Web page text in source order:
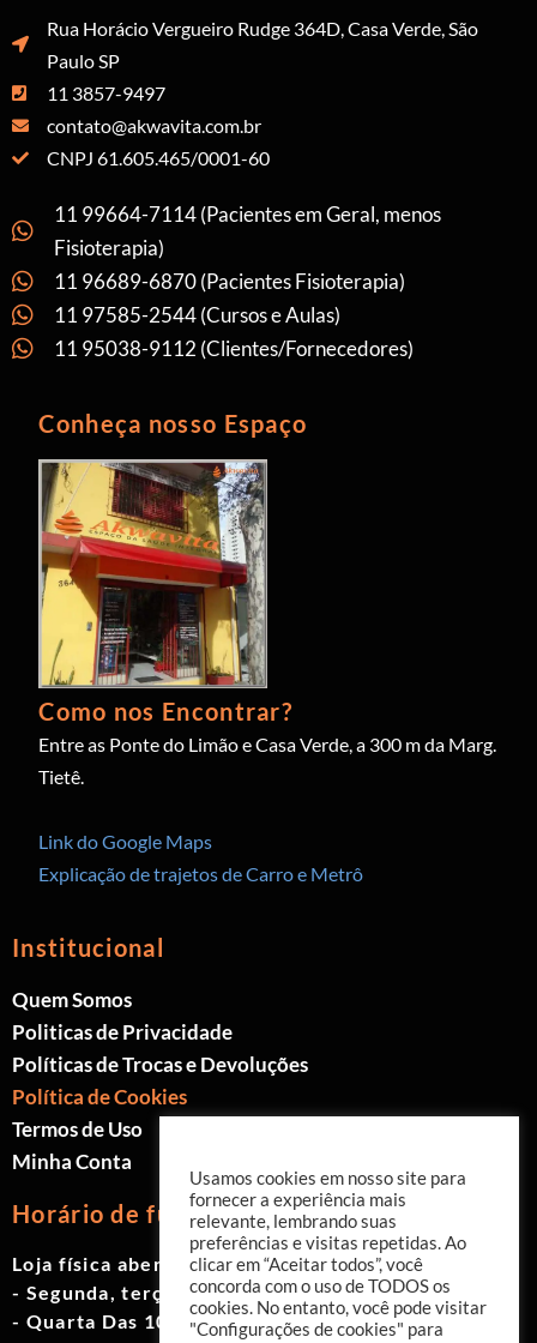
Rua Horácio Vergueiro Rudge 364D, Casa Verde, São
Paulo SP
11 3857-9497
contato@akwavita.com.br
CNPJ 61.605.465/0001-60
11 99664-7114 (Pacientes em Geral, menos
Fisioterapia)
11 96689-6870 (Pacientes Fisioterapia)
11 97585-2544 (Cursos e Aulas)
11 95038-9112 (Clientes/Fornecedores)
Conheça nosso Espaço
Como nos Encontrar?
Entre as Ponte do Limão e Casa Verde, a 300 m da Marg.
Tietê.
Link do Google Maps
Explicação de trajetos de Carro e Metrô
Institucional
Quem Somos
Politicas de Privacidade
Políticas de Trocas e Devoluções
Política de Cookies
Termos de Uso
Minha Conta
Horário de funcionamento
Loja física aberta de Segunda à Sábado.
- Segunda, terça e quinta das 9h às 19h
- Quarta Das 10h às 18h
Usamos cookies em nosso site para
fornecer a experiência mais
relevante, lembrando suas
preferências e visitas repetidas. Ao
clicar em “Aceitar todos”, você
concorda com o uso de TODOS os
cookies. No entanto, você pode visitar
"Configurações de cookies" para